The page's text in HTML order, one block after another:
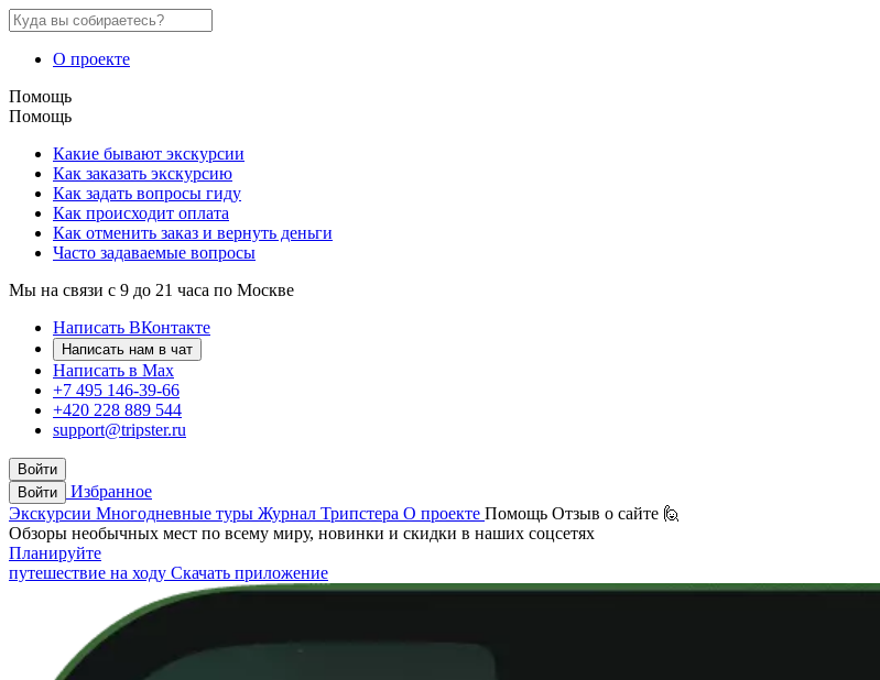
О проекте
Помощь
Помощь
Какие бывают экскурсии
Как заказать экскурсию
Как задать вопросы гиду
Как происходит оплата
Как отменить заказ и вернуть деньги
Часто задаваемые вопросы
Мы на связи с 9 до 21 часа по Москве
Написать ВКонтакте
Написать нам в чат
Написать в Max
+7 495 146-39-66
+420 228 889 544
support@tripster.ru
Войти
Войти
Избранное
Экскурсии Многодневные туры Журнал Трипстера О проекте Помощь Отзыв о сайте 🙋
Обзоры необычных мест по всему миру, новинки и скидки в наших соцсетях
Планируйте
путешествие на ходу Скачать приложение